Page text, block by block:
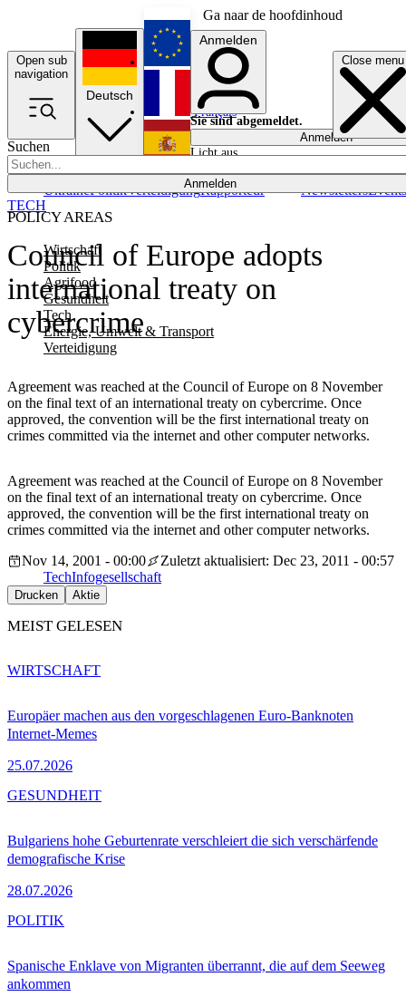
Ga naar de hoofdinhoud
Open sub
navigation
Close menu
Suchen
Anmelden
POLICY AREAS
Wirtschaft
Politik
Agrifood
Gesundheit
Tech
Energie, Umwelt & Transport
Verteidigung
UkrainePolitikVerteidigungRapporteur NewslettersEvents
Deutsch
English
Français
Anmelden
Sie sind abgemeldet.
Anmelden
Licht aus
Council of Europe adopts
international treaty on
cybercrime
Agreement was reached at the Council of Europe on 8 November
on the final text of an international treaty on cybercrime. Once
approved, the convention will be the first international treaty on
crimes committed via the internet and other computer networks.
TECH
Agreement was reached at the Council of Europe on 8 November
on the final text of an international treaty on cybercrime. Once
approved, the convention will be the first international treaty on
crimes committed via the internet and other computer networks.
Nov 14, 2001 - 00:00
Zuletzt aktualisiert: Dec 23, 2011 - 00:57
TechInfogesellschaft
Drucken Aktie
MEIST GELESEN
Europäer machen aus den vorgeschlagenen Euro-Banknoten
Internet-Memes
25.07.2026
WIRTSCHAFT
Bulgariens hohe Geburtenrate verschleiert die sich verschärfende
demografische Krise
28.07.2026
GESUNDHEIT
Spanische Enklave von Migranten überrannt, die auf dem Seeweg
ankommen
POLITIK